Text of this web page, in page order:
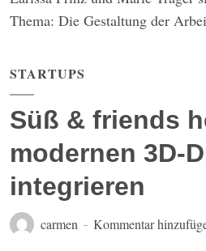
Thema: Die Gestaltung der
STARTUPS
Süß & friends
modernen 3D-
integrieren
carmen Kommentar